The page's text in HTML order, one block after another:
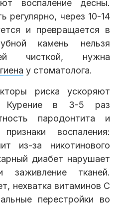
воспаление десны.
регулярно, через 10-14
и превращается в
камень нельзя
чисткой, нужна
у стоматолога.
риска ускоряют
Курение в 3-5 раз
пародонтита и
воспаления:
из-за никотинового
диабет нарушает
заживление тканей.
нехватка витаминов C
перестройки во